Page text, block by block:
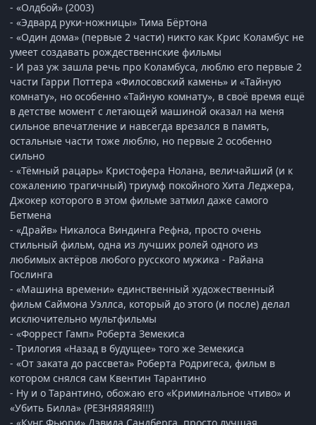
- «Олдбой» (2003)
- «Эдвард руки-ножницы» Тима Бёртона
- «Один дома» (первые 2 части) никто как Крис Коламбус не
умеет создавать рождественнские фильмы
- И раз уж зашла речь про Коламбуса, люблю его первые 2
части Гарри Поттера «Филосовский камень» и «Тайную
комнату», но особенно «Тайную комнату», в своё время ещё
в детстве момент с летающей машиной оказал на меня
сильное впечатление и навсегда врезался в память,
остальные части тоже люблю, но первые 2 особенно
сильно
- «Тёмный рацарь» Кристофера Нолана, величайший (и к
сожалению трагичный) триумф покойного Хита Леджера,
Джокер которого в этом фильме затмил даже самого
Бетмена
- «Драйв» Никалоса Виндинга Рефна, просто очень
стильный фильм, одна из лучших ролей одного из
любимых актёров любого русского мужика - Райана
Гослинга
- «Машина времени» единственный художественный
фильм Саймона Уэллса, который до этого (и после) делал
исключительно мультфильмы
- «Форрест Гамп» Роберта Земекиса
- Трилогия «Назад в будущее» того же Земекиса
- «От заката до рассвета» Роберта Родригеса, фильм в
котором снялся сам Квентин Тарантино
- Ну и о Тарантино, обожаю его «Криминальное чтиво» и
«Убить Билла» (РЕЗНЯЯЯЯЯ!!!)